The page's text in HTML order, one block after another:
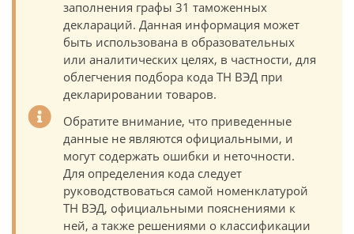
заполнения графы 31 таможенных
деклараций. Данная информация может
быть использована в образовательных
или аналитических целях, в частности, для
облегчения подбора кода ТН ВЭД при
декларировании товаров.
Обратите внимание, что приведенные
данные не являются официальными, и
могут содержать ошибки и неточности.
Для определения кода следует
руководствоваться самой номенклатурой
ТН ВЭД, официальными пояснениями к
ней, а также решениями о классификации